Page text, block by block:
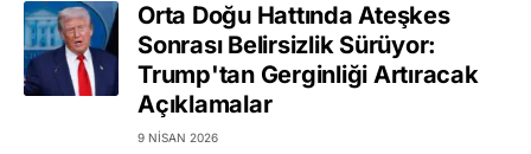
Orta Doğu Hattında Ateşkes
Sonrası Belirsizlik Sürüyor:
Trump'tan Gerginliği Artıracak
Açıklamalar
9 NISAN 2026